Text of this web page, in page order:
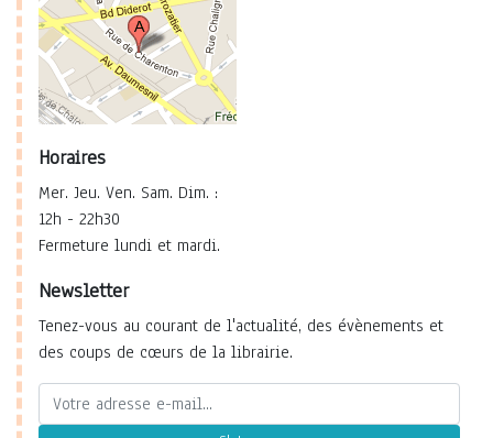
Horaires
Mer. Jeu. Ven. Sam. Dim. :
12h - 22h30
Fermeture lundi et mardi.
Newsletter
Tenez-vous au courant de l'actualité, des évènements et
des coups de cœurs de la librairie.